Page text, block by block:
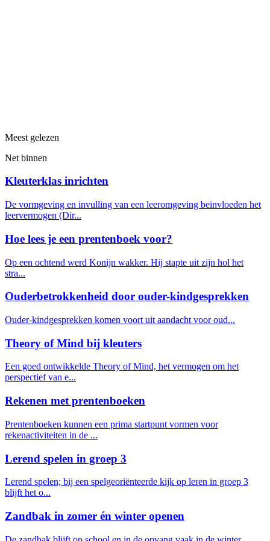
Meest gelezen
Net binnen
Kleuterklas inrichten
De vormgeving en invulling van een leeromgeving beïnvloeden het
leervermogen (Dir...
Hoe lees je een prentenboek voor?
Op een ochtend werd Konijn wakker. Hij stapte uit zijn hol het
stra...
Ouderbetrokkenheid door ouder-kindgesprekken
Ouder-kindgesprekken komen voort uit aandacht voor oud...
Theory of Mind bij kleuters
Een goed ontwikkelde Theory of Mind, het vermogen om het
perspectief van e...
Rekenen met prentenboeken
Prentenboeken kunnen een prima startpunt vormen voor
rekenactiviteiten in de ...
Lerend spelen in groep 3
Lerend spelen; bij een spelgeoriënteerde kijk op leren in groep 3
blijft het o...
Zandbak in zomer én winter openen